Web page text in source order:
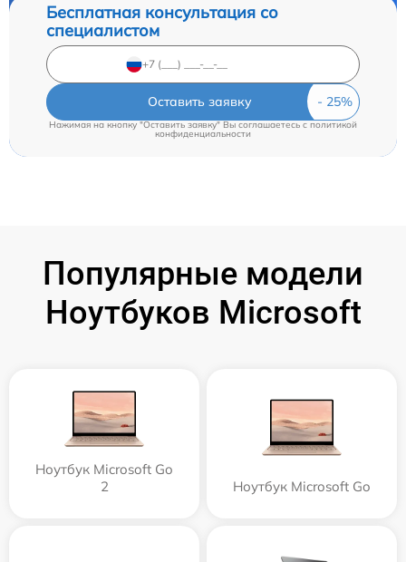
Бесплатная консультация со
специалистом
Оставить заявку
Нажимая на кнопку "Оставить заявку" Вы соглашаетесь cполитикой
конфиденциальности
Популярные модели
Ноутбуков Microsoft
Ноутбук Microsoft Go
2
Ноутбук Microsoft Go